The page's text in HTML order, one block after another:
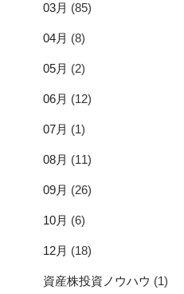
03月 (85)
04月 (8)
05月 (2)
06月 (12)
07月 (1)
08月 (11)
09月 (26)
10月 (6)
12月 (18)
資産株投資ノウハウ (1)